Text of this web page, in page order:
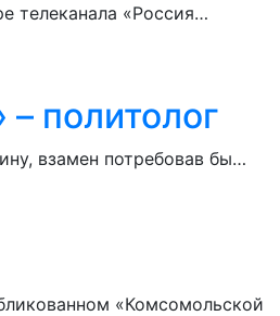
телеканала «Россия…
политолог
взамен потребовав бы…
«Комсомольской